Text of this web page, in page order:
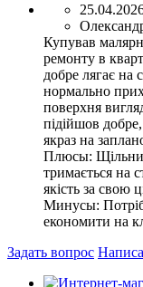
Купував
ремонту в
добре лягає на
нормально
поверхня
підійшов
якраз на
Плюсы:
тримається на
якість за свою
Минусы:
економити на
Задать вопрос